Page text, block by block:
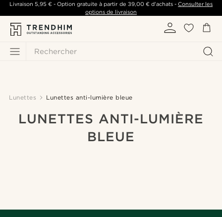
Rechercher
Livraison 5,95 €- Option gratuite à partir de 39,00 €d'achats -Consulter les
options de livraison
Lunettes Lunettes anti-lumière bleue
LUNETTES ANTI-LUMIÈRE
BLEUE